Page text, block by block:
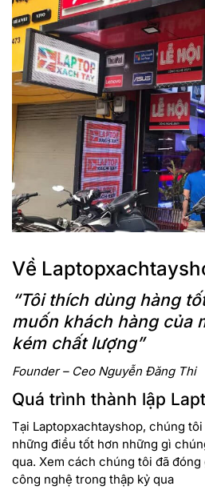
Về
“Tôi thích dùng hàng
muốn khách hàng của
kém chất lượng”
Founder – Ceo Nguyễn Đăng Thi
Quá trình thành lập
Tại Laptopxachtayshop, chúng
những điều tốt hơn những gì
qua. Xem cách chúng tôi đã
công nghệ trong thập kỷ qua